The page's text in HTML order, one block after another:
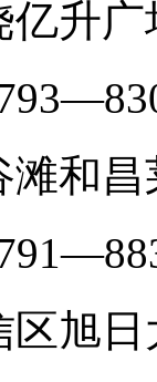
亿升
滩和昌
区旭